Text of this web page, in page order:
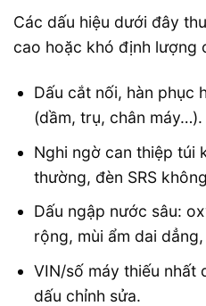
Các dấu hiệu dưới đây
cao hoặc khó định lượng
Dấu cắt nối, hàn phục
(dầm, trụ, chân máy…).
Nghi ngờ can thiệp túi
thường, đèn SRS
Dấu ngập nước sâu:
rộng, mùi ẩm dai
VIN/số máy thiếu nhất
dấu chỉnh sửa.